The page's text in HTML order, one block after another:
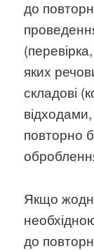
до
яких
складові
повторно
Якщо
до